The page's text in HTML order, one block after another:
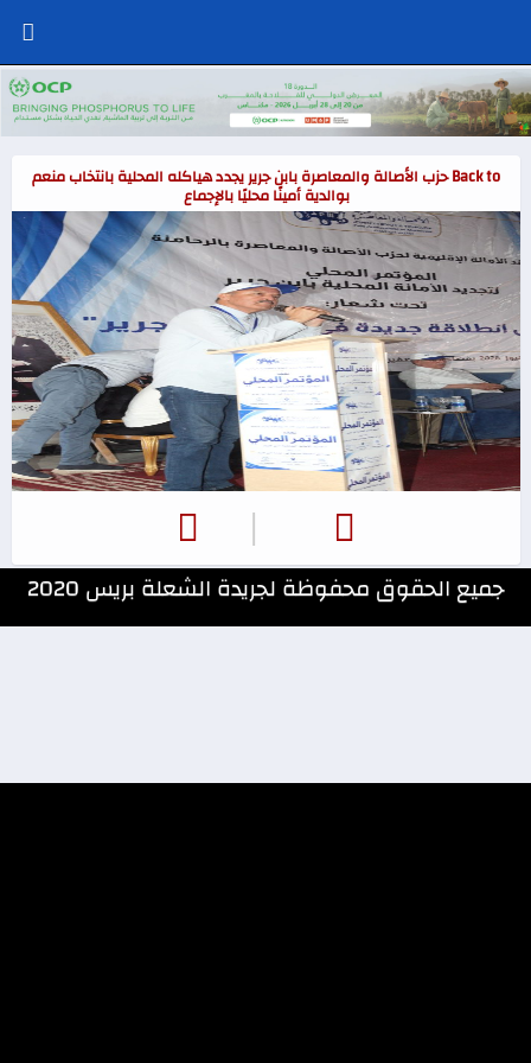
Back to حزب الأصالة والمعاصرة بابن جرير يجدد هياكله المحلية بانتخاب منعم
بوالدية أمينًا محليًا بالإجماع
|
جميع الحقوق محفوظة لجريدة الشعلة بريس 2020